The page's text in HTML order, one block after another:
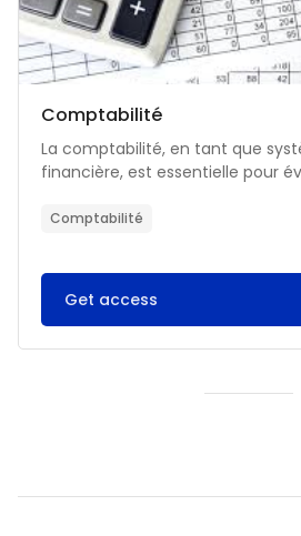
Catégorie de cours
Nom du cours
Comptabilité
Résumé du cours :
La comptabilité, en tant que
financière, est essentielle pour
Comptabilité
Get access